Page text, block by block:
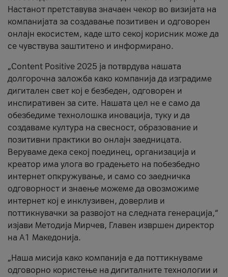
Настанот претставува значаен чекор во визијата на
компанијата за создавање позитивен и одговорен
онлајн екосистем, каде што секој корисник може да
се чувствува заштитено и информирано.
„Content Positive 2025 ја потврдува нашата
долгорочна заложба како компанија да изградиме
дигитален свет кој е безбеден, одговорен и
инспиративен за сите. Нашата цел не е само да
обезбедиме технолошка иновација, туку и да
создаваме култура на свесност, образование и
позитивни практики во онлајн заедницата.
Веруваме дека секој поединец, организација и
креатор има улога во градењето на побезбедно
интернет опкружување, и само со заедничка
одговорност и знаење можеме да овозможиме
интернет кој е инклузивен, доверлив и
поттикнувачки за развојот на следната генерација,“
изјави Методија Мирчев, Главен извршен директор
на А1 Македонија.
„Наша мисија како компанија е да поттикнуваме
одговорно користење на дигиталните технологии и